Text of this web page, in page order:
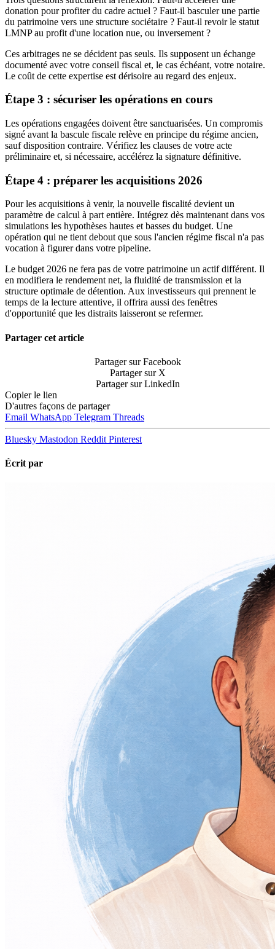
donation pour profiter du cadre actuel ? Faut-il basculer une partie
du patrimoine vers une structure sociétaire ? Faut-il revoir le statut
LMNP au profit d'une location nue, ou inversement ?
Ces arbitrages ne se décident pas seuls. Ils supposent un échange
documenté avec votre conseil fiscal et, le cas échéant, votre notaire.
Le coût de cette expertise est dérisoire au regard des enjeux.
Étape 3 : sécuriser les opérations en cours
Les opérations engagées doivent être sanctuarisées. Un compromis
signé avant la bascule fiscale relève en principe du régime ancien,
sauf disposition contraire. Vérifiez les clauses de votre acte
préliminaire et, si nécessaire, accélérez la signature définitive.
Étape 4 : préparer les acquisitions 2026
Pour les acquisitions à venir, la nouvelle fiscalité devient un
paramètre de calcul à part entière. Intégrez dès maintenant dans vos
simulations les hypothèses hautes et basses du budget. Une
opération qui ne tient debout que sous l'ancien régime fiscal n'a pas
vocation à figurer dans votre pipeline.
Le budget 2026 ne fera pas de votre patrimoine un actif différent. Il
en modifiera le rendement net, la fluidité de transmission et la
structure optimale de détention. Aux investisseurs qui prennent le
temps de la lecture attentive, il offrira aussi des fenêtres
d'opportunité que les distraits laisseront se refermer.
Partager cet article
Partager sur Facebook
Partager sur X
Partager sur LinkedIn
Copier le lien
D'autres façons de partager
Email WhatsApp Telegram Threads
Bluesky Mastodon Reddit Pinterest
Écrit par